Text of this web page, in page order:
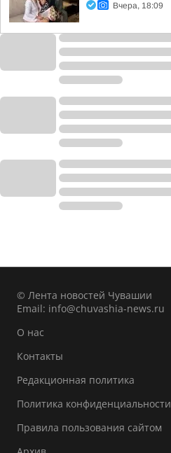
Вчера, 18:09
© Лента новостей Чувашии
Email: info@chuvashia-news.ru
О нас
Контакты
Редакционная политика
Политика конфиденциальности
Правила пользования сайтом